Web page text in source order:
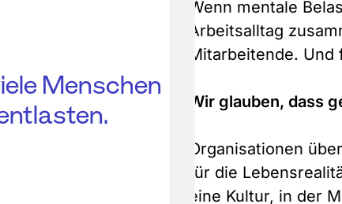
Menschen
Wenn mentale
Arbeitsalltag
Mitarbeitende.
Wir glauben, dass
Organisationen
für die
eine Kultur, in der